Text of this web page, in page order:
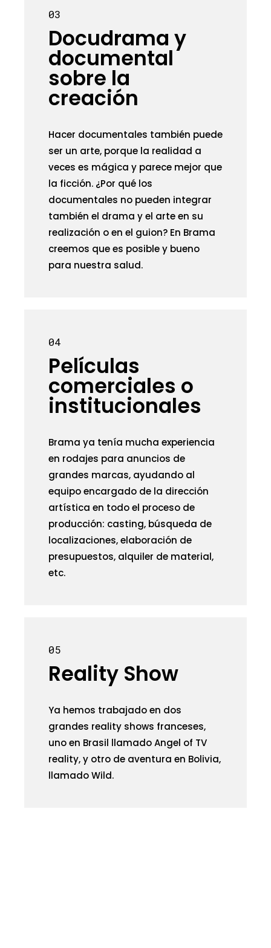
03
Docudrama y
documental
sobre la
creación
Hacer documentales también puede
ser un arte, porque la realidad a
veces es mágica y parece mejor que
la ficción. ¿Por qué los
documentales no pueden integrar
también el drama y el arte en su
realización o en el guion? En Brama
creemos que es posible y bueno
para nuestra salud.
04
Películas
comerciales o
institucionales
Brama ya tenía mucha experiencia
en rodajes para anuncios de
grandes marcas, ayudando al
equipo encargado de la dirección
artística en todo el proceso de
producción: casting, búsqueda de
localizaciones, elaboración de
presupuestos, alquiler de material,
etc.
05
Reality Show
Ya hemos trabajado en dos
grandes reality shows franceses,
uno en Brasil llamado Angel of TV
reality, y otro de aventura en Bolivia,
llamado Wild.